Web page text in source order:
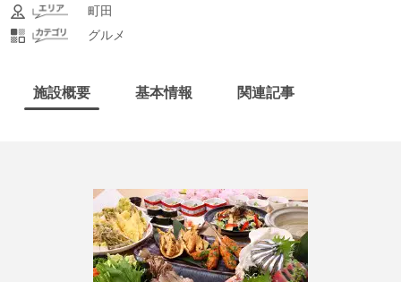
町田
グルメ
施設概要 基本情報 関連記事